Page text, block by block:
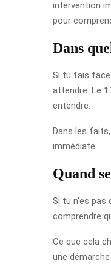
intervention
pour
Dans
Si tu fais face
attendre. Le
entendre.
Dans les
immédiate.
Quand
Si tu n’es
comprendre
Ce que cela
une